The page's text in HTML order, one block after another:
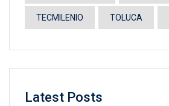
TECMILENIO TOLUCA
Latest Posts